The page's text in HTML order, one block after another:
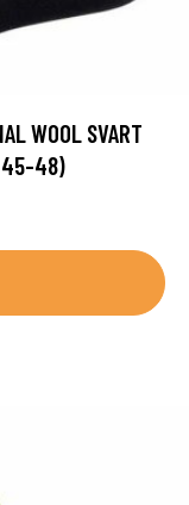
WOOL SVART
45-48)